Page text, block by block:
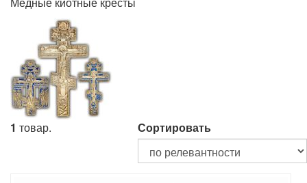
1 товар. Сортировать